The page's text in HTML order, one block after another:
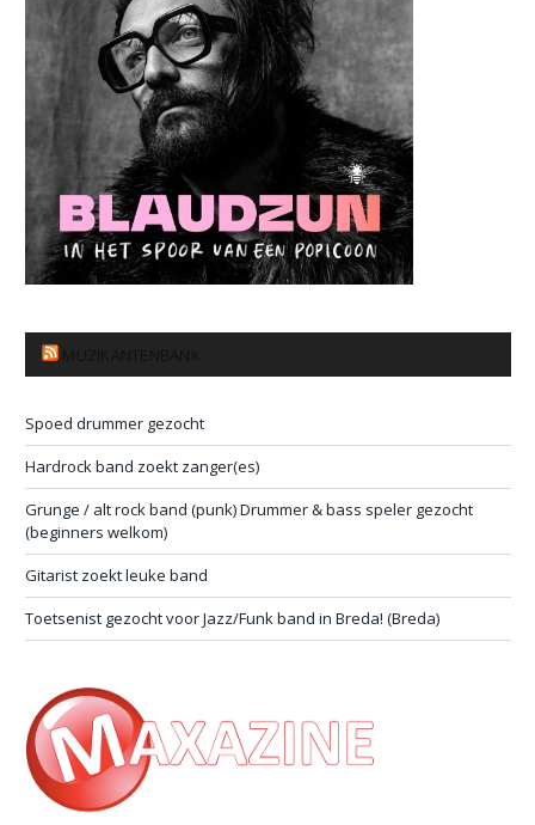
Spoed drummer gezocht
Hardrock band zoekt zanger(es)
Grunge / alt rock band (punk) Drummer & bass speler gezocht
(beginners welkom)
Gitarist zoekt leuke band
Toetsenist gezocht voor Jazz/Funk band in Breda! (Breda)